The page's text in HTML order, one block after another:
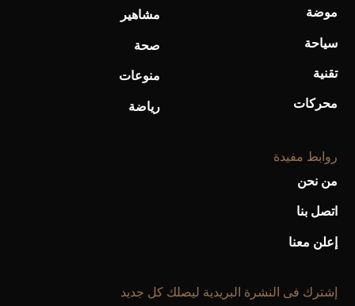
موضة
سياحة
تقنية
محركات
مشاهير
صحة
منوعات
رياضة
روابط مفيدة
من نحن
اتصل بنا
إعلن معنا
إشترك فى النشرة البريدية ليصلك كل جديد